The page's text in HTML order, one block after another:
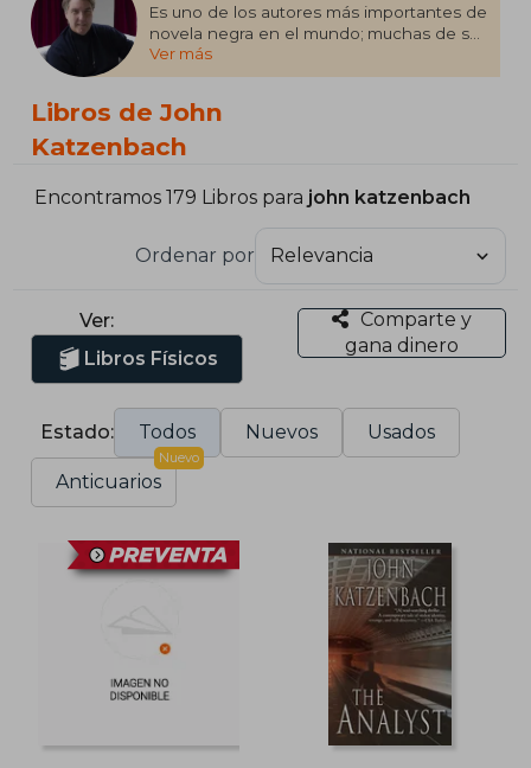
Es uno de los autores más importantes de
novela negra en el mundo; muchas de sus
novelas han sido adaptadas al cine y a la
televisión. Posee también una larga
judiciales. Después del éxito de su novela
El psicoanalista (más de un millón y medio
de ejemplares vendidos), su secuela,
camino con más 150.000 ejemplares
vendidos desde su publicación.
Ver más
Libros de John
Katzenbach
Encontramos 179 Libros para john katzenbach
Ordenar por
Ver:
Libros Físicos
Comparte y
gana dinero
Estado: Todos Nuevos Usados
Anticuarios
Nuevo